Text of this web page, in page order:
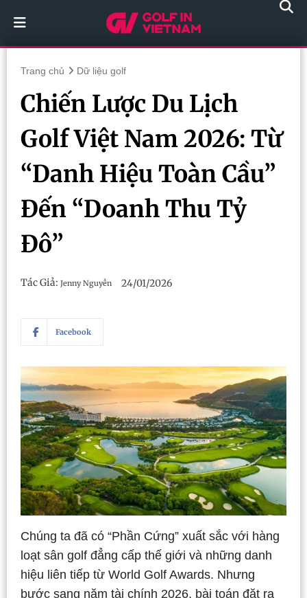
Trang chủ Dữ liệu golf
Chiến Lược Du Lịch
Golf Việt Nam 2026: Từ
“Danh Hiệu Toàn Cầu”
Đến “Doanh Thu Tỷ
Đô”
Tác Giả: Jenny Nguyễn 24/01/2026
Facebook
Chúng ta đã có “Phần Cứng” xuất sắc với hàng
loạt sân golf đẳng cấp thế giới và những danh
hiệu liên tiếp từ World Golf Awards. Nhưng
bước sang năm tài chính 2026, bài toán đặt ra